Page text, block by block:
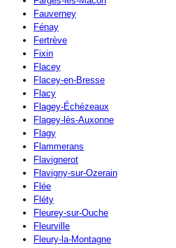
Fauverney
Fénay
Fertrève
Fixin
Flacey
Flacey-en-Bresse
Flacy
Flagey-Échézeaux
Flagey-lès-Auxonne
Flagy
Flammerans
Flavignerot
Flavigny-sur-Ozerain
Flée
Fléty
Fleurey-sur-Ouche
Fleurville
Fleury-la-Montagne